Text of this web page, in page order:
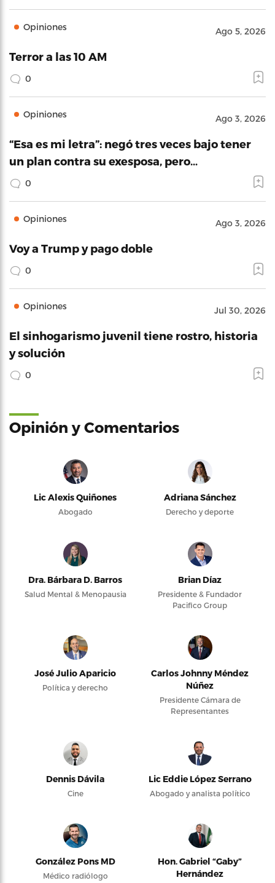
Opiniones Ago 5, 2026
Terror a las 10 AM
0
Opiniones Ago 3, 2026
“Esa es mi letra”: negó tres veces bajo tener
un plan contra su exesposa, pero…
0
Opiniones Ago 3, 2026
Voy a Trump y pago doble
0
Opiniones Jul 30, 2026
El sinhogarismo juvenil tiene rostro, historia
y solución
0
Opinión y Comentarios
Lic Alexis Quiñones
Abogado
Adriana Sánchez
Derecho y deporte
Dra. Bárbara D. Barros
Salud Mental & Menopausia
Brian Díaz
Presidente & Fundador
Pacifico Group
José Julio Aparicio
Política y derecho
Carlos Johnny Méndez
Núñez
Presidente Cámara de
Representantes
Dennis Dávila
Cine
Lic Eddie López Serrano
Abogado y analista político
González Pons MD
Médico radiólogo
Hon. Gabriel “Gaby”
Hernández